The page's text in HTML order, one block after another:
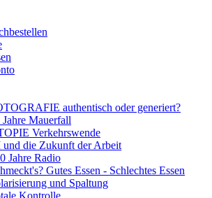
authentisch oder generiert?
Jahre Mauerfall
Verkehrswende
die Zukunft der Arbeit
Jahre Radio
Gutes Essen - Schlechtes Essen
und Spaltung
Kontrolle